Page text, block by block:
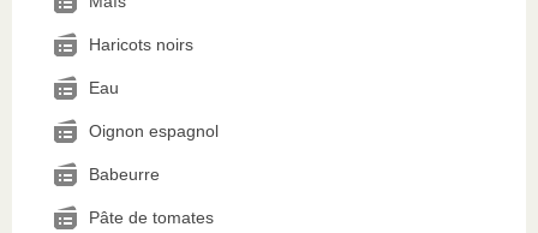
Haricots noirs
Eau
Oignon espagnol
Babeurre
Pâte de tomates